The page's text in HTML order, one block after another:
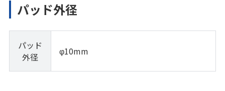
パッド外径
パッド
外径
φ10mm